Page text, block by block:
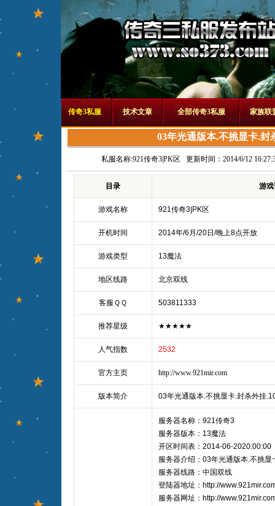
传奇3私服 技术文章 全部传奇3私服 家族联
03年光通版本.不挑显卡.封
私服名称:921传奇3|PK区 更新时间：2014/6/12
目录 游
游戏名称 921传奇3|PK区
开机时间 2014年/6月/20日/晚上8点开放
游戏类型 13魔法
地区线路 北京双线
客服ＱＱ 503811333
推荐星级 ★★★★★
人气指数 2532
官方主页 http://www.921mir.com
版本简介 03年光通版本.不挑显卡.封杀外挂
服务器名称：921传奇3
服务器版本：13魔法
开区时间表：2014-06-2020:00:00
服务器介绍：03年光通版本.不挑显
服务器线路：中国双线
登陆器地址：http://
服务器网址：http://